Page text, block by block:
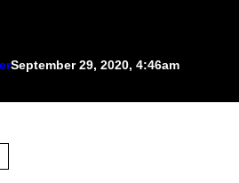
September 29, 2020, 4:46am